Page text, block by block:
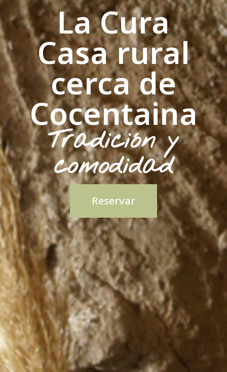
La Cura
Casa rural
cerca de
Cocentaina
Tradición y
comodidad
Reservar